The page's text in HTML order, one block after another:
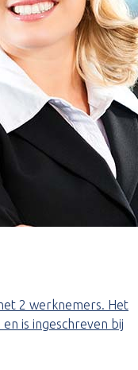
2 werknemers. Het
is ingeschreven bij